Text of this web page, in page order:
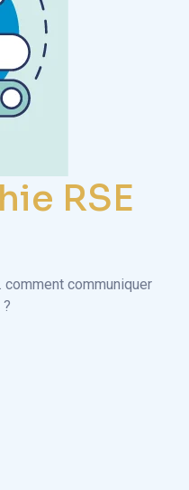
RSE
comment communiquer